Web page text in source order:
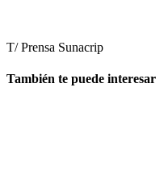
T/ Prensa Sunacrip
También te puede interesar